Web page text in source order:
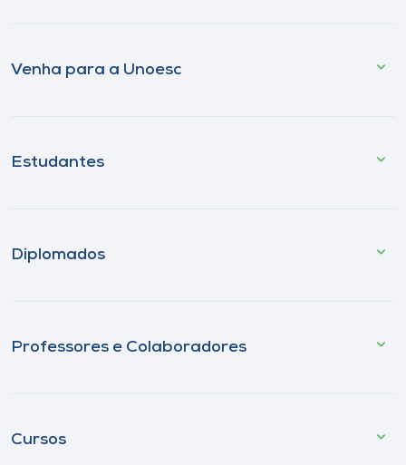
Venha para a Unoesc
Estudantes
Diplomados
Professores e Colaboradores
Cursos